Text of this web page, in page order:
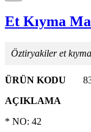
Et Kıyma
Öztiryakiler et
ÜRÜN KODU
AÇIKLAMA
* NO: 42